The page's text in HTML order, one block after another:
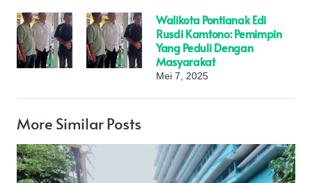
Walikota Pontianak Edi
Rusdi Kamtono: Pemimpin
Yang Peduli Dengan
Masyarakat
Mei 7, 2025
More Similar Posts